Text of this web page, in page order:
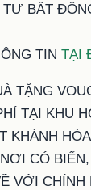
BẤT
TIN TẠI
TẶNG
TẠI KHU
KHÁNH
CÓ
VỚI CHÍNH